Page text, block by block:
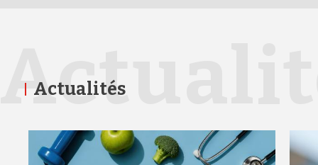
Actualités